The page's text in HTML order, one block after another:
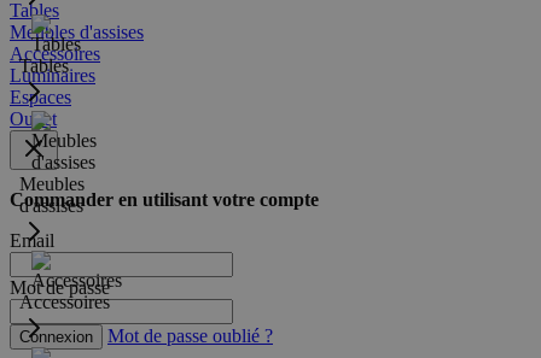
Tables
Meubles
d'assises
Accessoires
Tables
Meubles d'assises
Accessoires
Luminaires
Espaces
Outlet
Commander en utilisant votre compte
Email
Mot de passe
Connexion Mot de passe oublié ?